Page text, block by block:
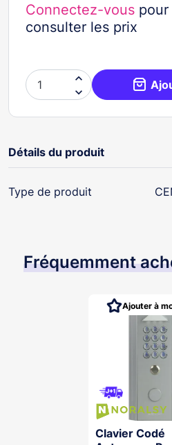
Connectez-vous pour
consulter les prix


Détails du produit
Type de produit
Fréquemment
Clavier Codé
Ajouter à